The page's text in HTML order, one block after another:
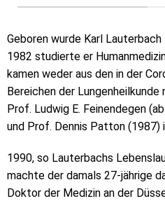
Geboren wurde Karl
1982 studierte er
kamen weder aus den in der
Bereichen der
Prof. Ludwig E. Feinendegen
und Prof. Dennis Patton (1987)
1990, so Lauterbachs
machte der damals 27-jährige
Doktor der Medizin an der